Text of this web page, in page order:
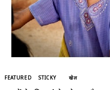
FEATURED STICKY खेल